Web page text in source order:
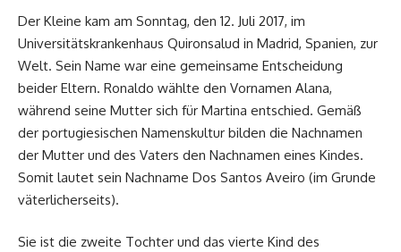
Der Kleine kam am Sonntag, den 12. Juli 2017, im
Universitätskrankenhaus Quironsalud in Madrid, Spanien, zur
Welt. Sein Name war eine gemeinsame Entscheidung
beider Eltern. Ronaldo wählte den Vornamen Alana,
während seine Mutter sich für Martina entschied. Gemäß
der portugiesischen Namenskultur bilden die Nachnamen
der Mutter und des Vaters den Nachnamen eines Kindes.
Somit lautet sein Nachname Dos Santos Aveiro (im Grunde
väterlicherseits).
Sie ist die zweite Tochter und das vierte Kind des